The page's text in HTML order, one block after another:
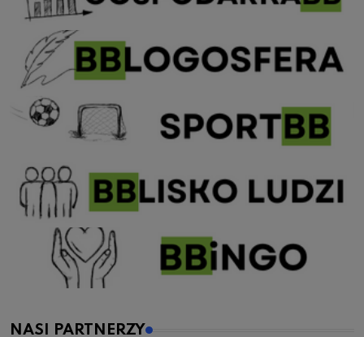
NASI PARTNERZY